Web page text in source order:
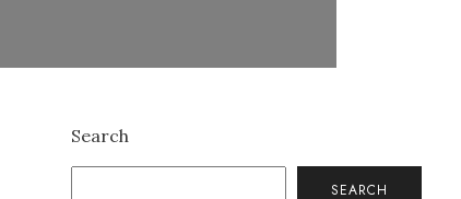
Search
SEARCH